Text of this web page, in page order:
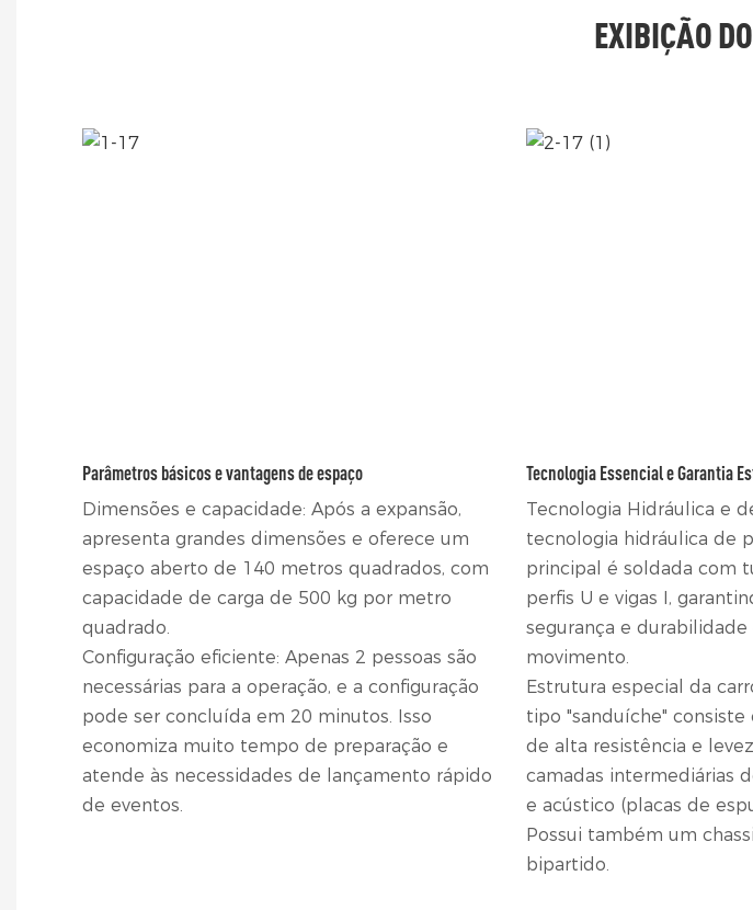
EXIBIÇÃO
Parâmetros básicos e vantagens de espaço
Dimensões e capacidade: Após a expansão,
apresenta grandes dimensões e oferece um
espaço aberto de 140 metros quadrados, com
capacidade de carga de 500 kg por metro
quadrado.
Configuração eficiente: Apenas 2 pessoas são
necessárias para a operação, e a configuração
pode ser concluída em 20 minutos. Isso
economiza muito tempo de preparação e
atende às necessidades de lançamento rápido
de eventos.
Tecnologia Essencial e Garantia
Tecnologia Hidráulica e
tecnologia hidráulica de
principal é soldada com
perfis U e vigas I,
segurança e
movimento.
Estrutura especial da
tipo "sanduíche" consiste
de alta resistência e
camadas intermediárias
e acústico (placas de
Possui também um
bipartido.